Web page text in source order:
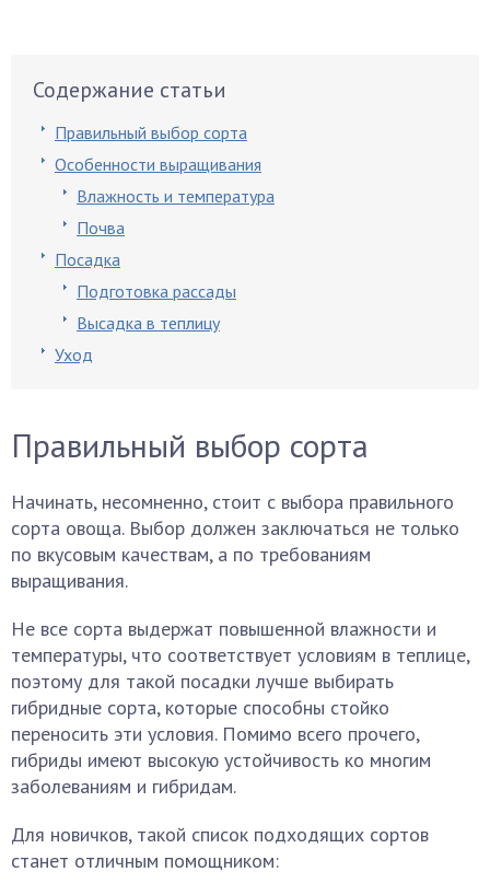
Содержание статьи
Правильный выбор сорта
Особенности выращивания
Влажность и температура
Почва
Посадка
Подготовка рассады
Высадка в теплицу
Уход
Правильный выбор сорта
Начинать, несомненно, стоит с выбора правильного
сорта овоща. Выбор должен заключаться не только
по вкусовым качествам, а по требованиям
выращивания.
Не все сорта выдержат повышенной влажности и
температуры, что соответствует условиям в теплице,
поэтому для такой посадки лучше выбирать
гибридные сорта, которые способны стойко
переносить эти условия. Помимо всего прочего,
гибриды имеют высокую устойчивость ко многим
заболеваниям и гибридам.
Для новичков, такой список подходящих сортов
станет отличным помощником: